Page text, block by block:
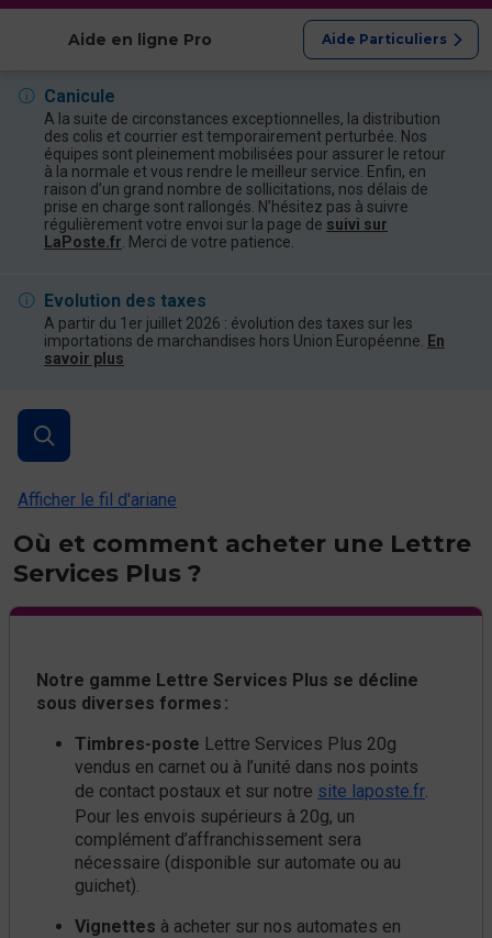
Aide en ligne Pro Aide Particuliers
Canicule
A la suite de circonstances exceptionnelles, la distribution
des colis et courrier est temporairement perturbée. Nos
équipes sont pleinement mobilisées pour assurer le retour
à la normale et vous rendre le meilleur service. Enfin, en
raison d’un grand nombre de sollicitations, nos délais de
prise en charge sont rallongés. N’hésitez pas à suivre
régulièrement votre envoi sur la page de suivi sur
LaPoste.fr . Merci de votre patience.
Evolution des taxes
A partir du 1er juillet 2026 : évolution des taxes sur les
importations de marchandises hors Union Européenne.
En
savoir plus
Afficher le fil d'ariane
Où et comment acheter une Lettre
Services Plus ?
Notre gamme Lettre Services Plus se décline
sous diverses formes :
Timbres-poste Lettre Services Plus 20g
vendus en carnet ou à l’unité dans nos points
de contact postaux et sur notre site laposte.fr.
Pour les envois supérieurs à 20g, un
complément d’affranchissement sera
nécessaire (disponible sur automate ou au
guichet).
Vignettes à acheter sur nos automates en